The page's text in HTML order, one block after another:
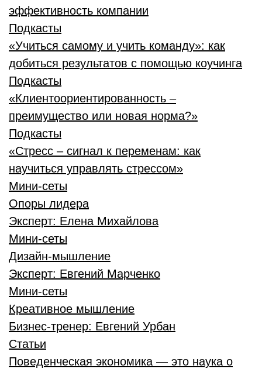
эффективность компании
Подкасты
«Учиться самому и учить команду»: как
добиться результатов с помощью коучинга
Подкасты
«Клиентоориентированность –
преимущество или новая норма?»
Подкасты
«Стресс – сигнал к переменам: как
научиться управлять стрессом»
Мини-сеты
Опоры лидера
Эксперт: Елена Михайлова
Мини-сеты
Дизайн-мышление
Эксперт: Евгений Марченко
Мини-сеты
Креативное мышление
Бизнес-тренер: Евгений Урбан
Статьи
Поведенческая экономика — это наука о